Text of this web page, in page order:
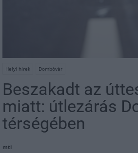
Helyi hírek Dombóvár
Beszakadt az
miatt: útlezárás
térségében
mti